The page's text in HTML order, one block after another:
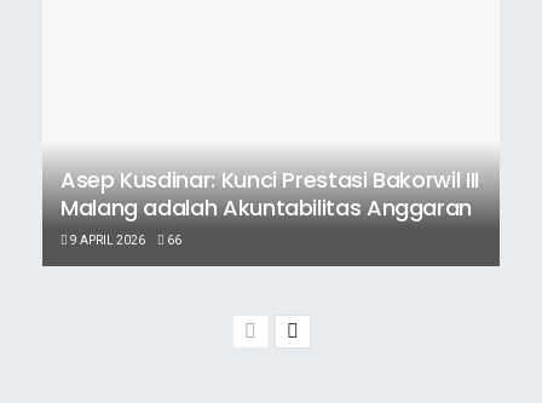
Asep Kusdinar: Kunci Prestasi Bakorwil III
Malang adalah Akuntabilitas Anggaran
9 APRIL 2026 66